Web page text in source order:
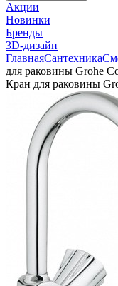
Акции
Новинки
Бренды
3D-дизайн
ГлавнаяСантехника
для раковины Grohe
Кран для раковины